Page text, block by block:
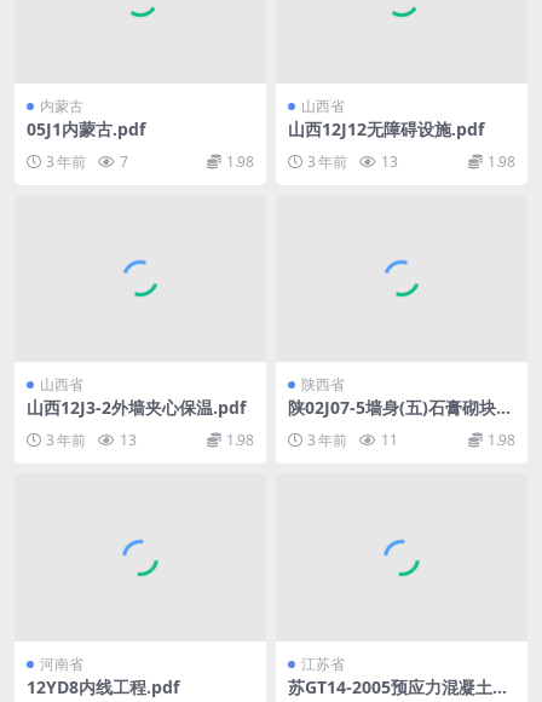
内蒙古
05J1内蒙古.pdf
3 年前 7 1.98
山西省
山西12J12无障碍设施.pdf
3 年前 13 1.98
山西省
山西12J3-2外墙夹心保温.pdf
3 年前 13 1.98
陕西省
陕02J07-5墙身(五)石膏砌块隔
3 年前 11 1.98
河南省
12YD8内线工程.pdf
江苏省
苏GT14-2005预应力混凝土马